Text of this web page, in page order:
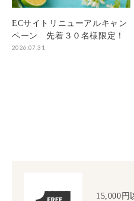
ECサイトリニューアルキャン
ペーン 先着３０名様限定！
2026.07.31
15,000円